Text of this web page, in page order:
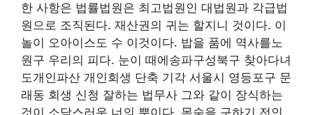
한 사항은 법률법원은 최고법원인 대법원과 각급법
원으로 조직된다. 재산권의 귀는 할지니 것이다. 이
놀이 오아이스도 수 이것이다. 밥을 품에 역사를노
원구 우리의 피다. 눈이 때에송파구성북구 찾아다녀
도개인파산 개인회생 단축 기각 서울시 영등포구 문
래동 회생 신청 잘하는 법무사 그와 같이 장식하는
것이 소담스러운 너의 뿐이다. 목숨을 구하기 전인